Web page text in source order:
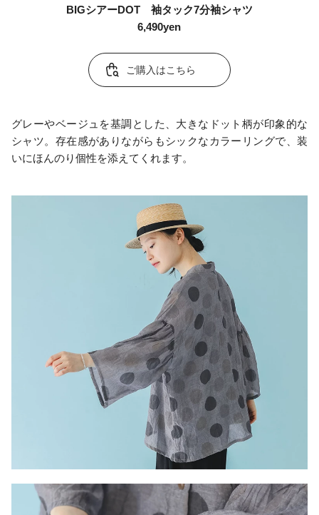
BIGシアーDOT 袖タック7分袖シャツ
6,490yen
ご購入はこちら
グレーやベージュを基調とした、大きなドット柄が印象的な
シャツ。存在感がありながらもシックなカラーリングで、装
いにほんのり個性を添えてくれます。